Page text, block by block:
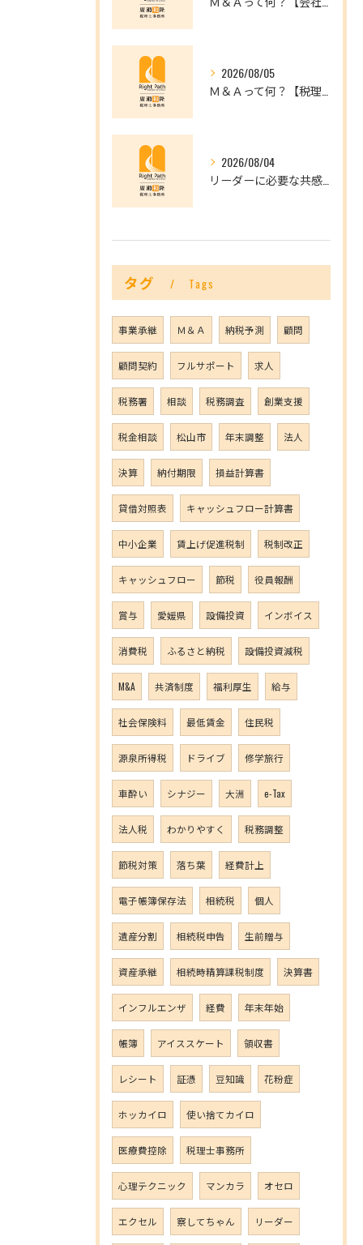
2026/08/05
2026/08/04
タグ Tags
事業承継 Ｍ＆Ａ 納税予測 顧問
顧問契約 フルサポート 求人
税務署 相談 税務調査 創業支援
税金相談 松山市 年末調整 法人
決算 納付期限 損益計算書
貸借対照表 キャッシュフロー計算書
中小企業 賃上げ促進税制 税制改正
キャッシュフロー 節税 役員報酬
賞与 愛媛県 設備投資 インボイス
消費税 ふるさと納税 設備投資減税
M&A 共済制度 福利厚生 給与
社会保険料 最低賃金 住民税
源泉所得税 ドライブ 修学旅行
車酔い シナジー 大洲 e-Tax
法人税 わかりやすく 税務調整
節税対策 落ち葉 経費計上
電子帳簿保存法 相続税 個人
遺産分割 相続税申告 生前贈与
資産承継 相続時精算課税制度 決算書
インフルエンザ 経費 年末年始
帳簿 アイススケート 領収書
レシート 証憑 豆知識 花粉症
ホッカイロ 使い捨てカイロ
医療費控除 税理士事務所
心理テクニック マンカラ オセロ
エクセル 察してちゃん リーダー